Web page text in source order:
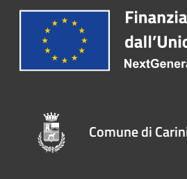
Comune di